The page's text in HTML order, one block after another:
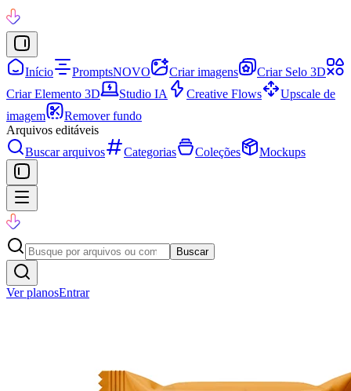
Início PromptsNOVO Criar imagens
Criar Selo 3D
Criar Elemento 3D
Studio IA Creative Flows
Upscale de
imagem
Remover fundo
Arquivos editáveis
Buscar arquivos
Categorias Coleções Mockups
Buscar
Ver planosEntrar